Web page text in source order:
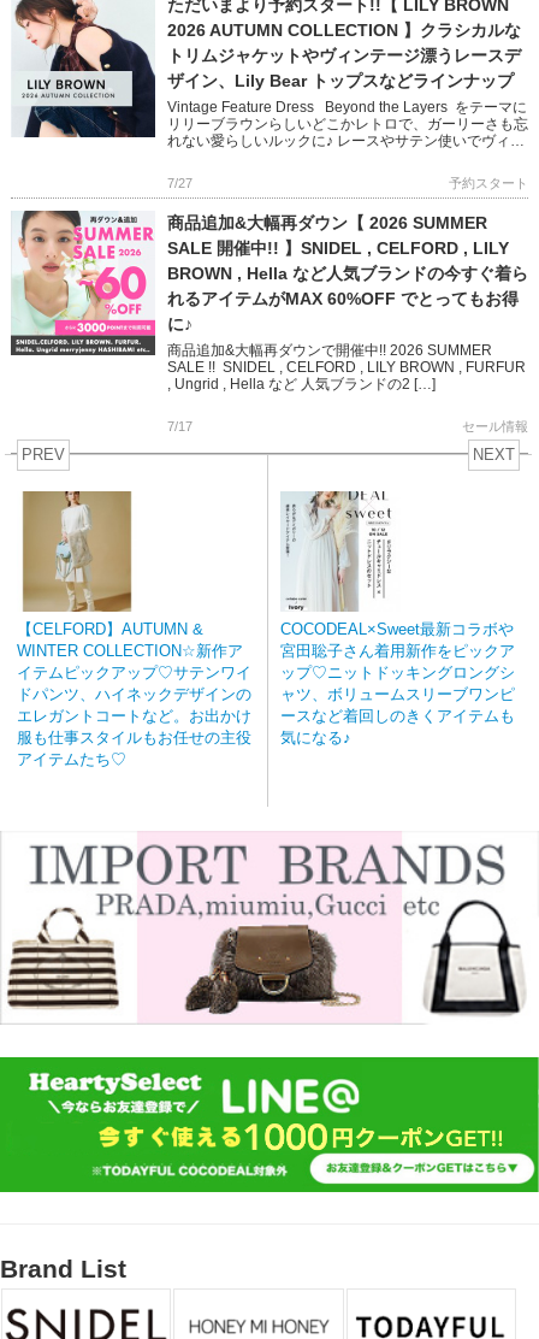
ただいまより予約スタート!!【 LILY BROWN
2026 AUTUMN COLLECTION 】クラシカルな
トリムジャケットやヴィンテージ漂うレースデ
ザイン、Lily Bear トップスなどラインナップ
Vintage Feature Dress Beyond the Layers をテーマに
リリーブラウンらしいどこかレトロで、ガーリーさも忘
れない愛らしいルックに♪ レースやサテン使いでヴィン
7/27 予約スタート
商品追加&大幅再ダウン【 2026 SUMMER
SALE 開催中!! 】SNIDEL , CELFORD , LILY
BROWN , Hella など人気ブランドの今すぐ着ら
れるアイテムがMAX 60%OFF でとってもお得
に♪
商品追加&大幅再ダウンで開催中!! 2026 SUMMER
SALE !! SNIDEL , CELFORD , LILY BROWN , FURFUR
, Ungrid , Hella など 人気ブランドの2 […]
7/17 セール情報
PREV
【CELFORD】AUTUMN &
WINTER COLLECTION☆新作ア
イテムピックアップ♡サテンワイ
ドパンツ、ハイネックデザインの
エレガントコートなど。お出かけ
服も仕事スタイルもお任せの主役
アイテムたち♡
NEXT
COCODEAL×Sweet最新コラボや
宮田聡子さん着用新作をピックア
ップ♡ニットドッキングロングシ
ャツ、ボリュームスリーブワンピ
ースなど着回しのきくアイテムも
気になる♪
Brand List